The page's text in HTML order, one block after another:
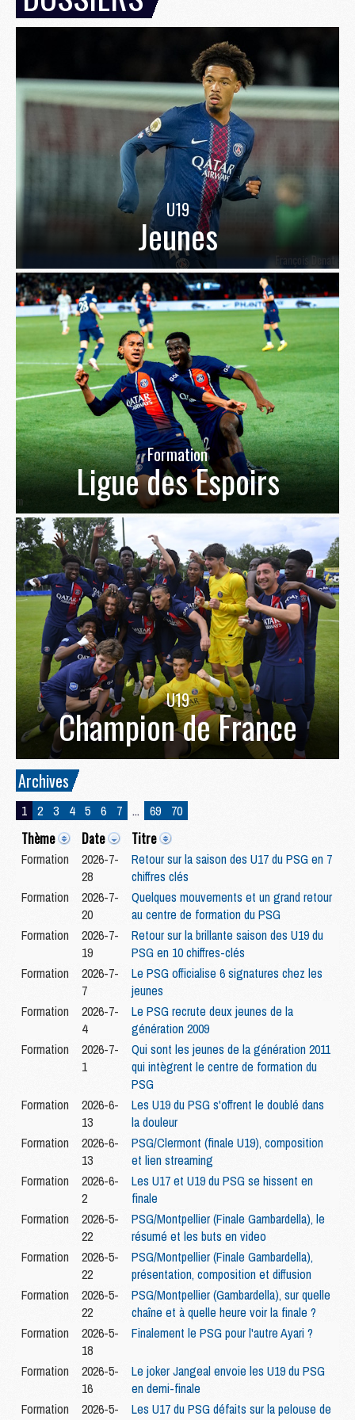
U19
Jeunes
Formation
Ligue des Espoirs
U19
Champion de France
Archives
1 2 3 4 5 6 7 ... 69 70
Thème Date Titre
Formation
2026-7-
28
Retour sur la saison des U17 du PSG en 7
chiffres clés
Formation
2026-7-
20
Quelques mouvements et un grand retour
au centre de formation du PSG
Formation
2026-7-
19
Retour sur la brillante saison des U19 du
PSG en 10 chiffres-clés
Formation
2026-7-
7
Le PSG officialise 6 signatures chez les
jeunes
Formation
2026-7-
4
Le PSG recrute deux jeunes de la
génération 2009
Formation
2026-7-
1
Qui sont les jeunes de la génération 2011
qui intègrent le centre de formation du
PSG
Formation
2026-6-
13
Les U19 du PSG s'offrent le doublé dans
la douleur
Formation
2026-6-
13
PSG/Clermont (finale U19), composition
et lien streaming
Formation
2026-6-
2
Les U17 et U19 du PSG se hissent en
finale
Formation
2026-5-
22
PSG/Montpellier (Finale Gambardella), le
résumé et les buts en video
Formation
2026-5-
22
PSG/Montpellier (Finale Gambardella),
présentation, composition et diffusion
Formation
2026-5-
22
PSG/Montpellier (Gambardella), sur quelle
chaîne et à quelle heure voir la finale ?
Formation
2026-5-
18
Finalement le PSG pour l'autre Ayari ?
Formation
2026-5-
16
Le joker Jangeal envoie les U19 du PSG
en demi-finale
Formation
2026-5-
Les U17 du PSG défaits sur la pelouse de